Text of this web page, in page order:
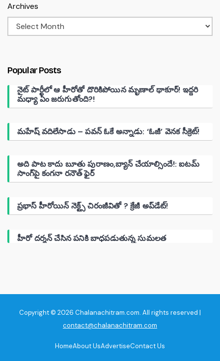
Archives
Popular Posts
నైట్ పార్టీలో ఆ హీరోతో దొరికిపోయిన మృణాల్ థాకూర్! ఇద్దరి
మధ్యా ఏం జరుగుతోంది?!
మహేష్ వదిలేసాడు – పవన్ ఓకే అన్నాడు: ‘ఓజీ’ వెనక సీక్రెట్!
అది పాట కాదు బూతు పురాణం,బ్యాన్ చేయాల్సిందే!: ఐటమ్
సాంగ్‌పై కంగనా రనౌత్ ఫైర్
ప్రభాస్ హీరోయిన్ నెక్ట్స్ చిరంజీవితో ? క్రేజీ అప్‌డేట్!
హీరో దర్శన్ చేసిన పనికి బాధపడుతున్న సుమలత
Copyright © 2026 Chalanachitram.com. All rights reserved |
contact@chalanachitram.com
HomeAbout UsAdvertiseContact Us